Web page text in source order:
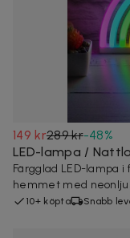
149 kr289 kr-48%
LED-lampa /
Färgglad LED-lampa
hemmet med
10+ köpta Snabb